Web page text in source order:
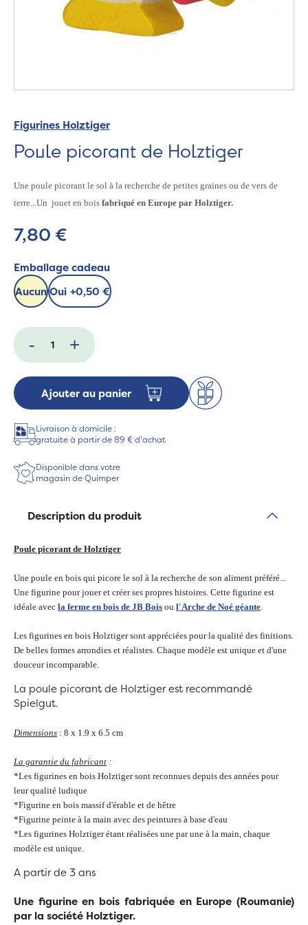
Figurines Holztiger
Poule picorant de Holztiger
Une poule picorant le sol à la recherche de petites graines ou de vers de
terre...Un jouet en bois fabriqué en Europe par Holztiger.
7,80 €
Emballage cadeau
AucunOui +0,50 €
- +
Ajouter au panier
Livraison à domicile :
gratuite à partir de 89 € d'achat
Disponible dans votre
magasin de Quimper
Description du produit
Poule picorant de Holztiger
Une poule en bois qui picore le sol à la recherche de son aliment préféré...
Une figurine pour jouer et créer ses propres histoires. Cette figurine est
idéale avec la ferme en bois de JB Bois ou l'Arche de Noé géante.
Les figurines en bois Holztiger sont appréciées pour la qualité des finitions.
De belles formes arrondies et réalistes. Chaque modèle est unique et d'une
douceur incomparable.
La poule picorant de Holztiger est recommandé
Spielgut.
Dimensions : 8 x 1.9 x 6.5 cm
La garantie du fabricant :
*Les figurines en bois Holztiger sont reconnues depuis des années pour
leur qualité ludique
*Figurine en bois massif d'érable et de hêtre
*Figurine peinte à la main avec des peintures à base d'eau
*Les figurines Holztiger étant réalisées une par une à la main, chaque
modèle est unique.
A partir de 3 ans
Une figurine en bois fabriquée en Europe (Roumanie)
par la société Holztiger.